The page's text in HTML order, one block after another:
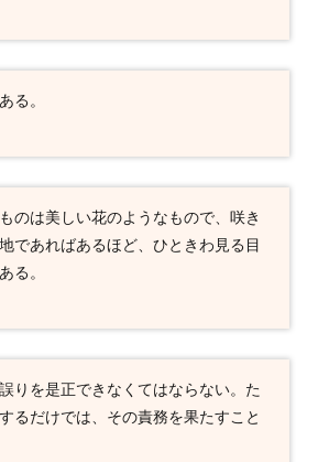
る。
のは美しい花のようなもので、咲き
であればあるほど、ひときわ見る目
る。
りを是正できなくてはならない。た
るだけでは、その責務を果たすこと